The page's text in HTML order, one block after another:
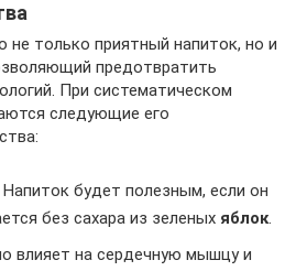
не только приятный напиток, но и
предотвратить
При систематическом
следующие его
будет полезным, если он
без сахара из зеленых яблок
влияет на сердечную мышцу и